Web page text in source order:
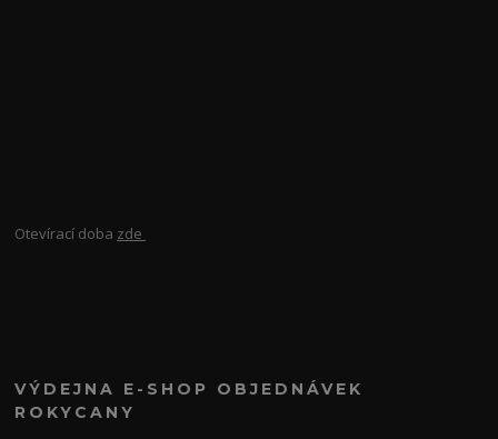
Otevírací doba zde
VÝDEJNA E-SHOP OBJEDNÁVEK
ROKYCANY